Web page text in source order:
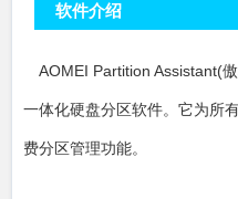
软件介绍
AOMEI Partition Assistant(
一体化硬盘分区软件。它为所
费分区管理功能。